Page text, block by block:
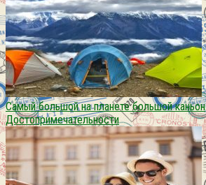
Самый большой на планете большой каньон
Достопримечательности